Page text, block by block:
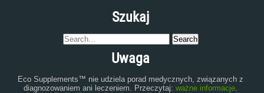
Szukaj
Uwaga
Eco Supplements™ nie udziela porad medycznych, związanych z
diagnozowaniem ani leczeniem. Przeczytaj:ważne informacje.